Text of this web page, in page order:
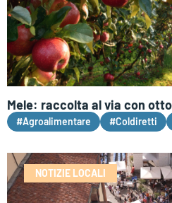
Mele: raccolta al via con
#Agroalimentare #Coldiretti
NOTIZIE LOCALI